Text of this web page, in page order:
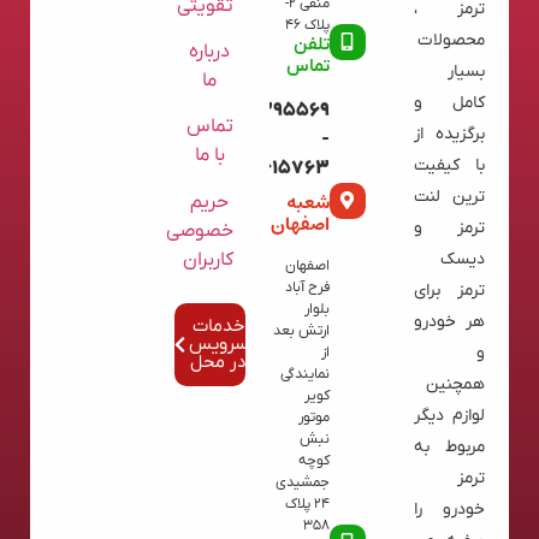
ترمز ،
محصولات
بسیار
کامل و
برگزیده از
با کیفیت
ترین لنت
ترمز و
دیسک
ترمز برای
هر خودرو
و
همچنین
لوازم دیگر
مربوط به
ترمز
خودرو را
پلاک 46
تلفن
تماس
09120395569
-
02136615763
شعبه
اصفهان
اصفهان
فرح آباد
بلوار
ارتش بعد
از
نمایندگی
کویر
موتور
نبش
کوچه
جمشیدی
24 پلاک
358
تقویتی
درباره
ما
تماس
با ما
حریم
خصوصی
کاربران
خدمات
سرویس
در محل